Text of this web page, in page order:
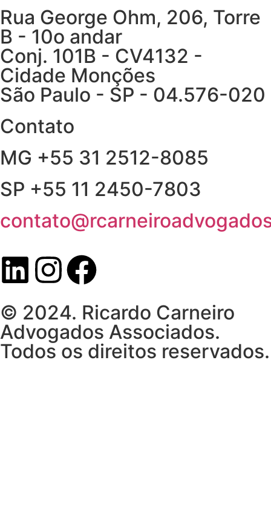
Rua George Ohm, 206, Torre
B - 10o andar
Conj. 101B - CV4132 -
Cidade Monções
São Paulo - SP - 04.576-020
Contato
MG +55 31 2512-8085
SP +55 11 2450-7803
© 2024. Ricardo Carneiro
Advogados Associados.
Todos os direitos reservados.